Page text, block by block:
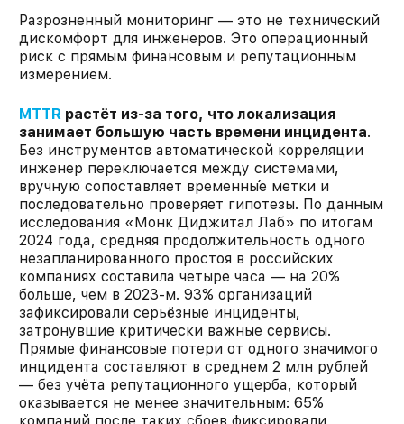
Разрозненный мониторинг — это не технический
дискомфорт для инженеров. Это операционный
риск с прямым финансовым и репутационным
измерением.
MTTRрастёт из-за того, что локализация
занимает большую часть времени инцидента.
Без инструментов автоматической корреляции
инженер переключается между системами,
вручную сопоставляет временны́е метки и
последовательно проверяет гипотезы. По данным
исследования «Монк Диджитал Лаб» по итогам
2024 года, средняя продолжительность одного
незапланированного простоя в российских
компаниях составила четыре часа — на 20%
больше, чем в 2023-м. 93% организаций
зафиксировали серьёзные инциденты,
затронувшие критически важные сервисы.
Прямые финансовые потери от одного значимого
инцидента составляют в среднем 2 млн рублей
— без учёта репутационного ущерба, который
оказывается не менее значительным: 65%